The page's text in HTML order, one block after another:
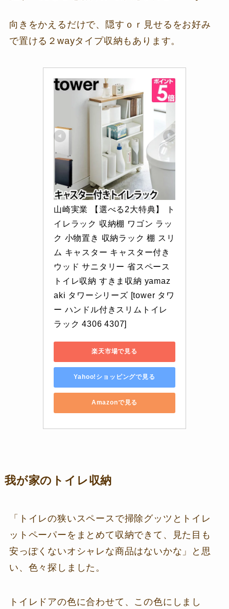
向きをかえるだけで、隠すｏｒ見せるをお好み
で置ける２wayタイプ収納もあります。
山崎実業 【選べる2大特典】 ト
イレラック 収納棚 ワゴン ラッ
ク 小物置き 収納ラック 棚 スリ
ム キャスター キャスター付き
ウッド サニタリー 省スペース
トイレ収納 すきま収納 yamaz
aki タワーシリーズ [tower タワ
ー ハンドル付きスリムトイレ
ラック 4306 4307]
楽天市場で見る
Yahoo!ショッピングで見る
Amazonで見る
我が家のトイレ収納
「トイレの狭いスペースで掃除グッツとトイレ
ットペーパーをまとめて収納できて、見た目も
安っぽくないオシャレな商品はないかな」と思
い、色々探しました。
トイレドアの色に合わせて、この色にしまし